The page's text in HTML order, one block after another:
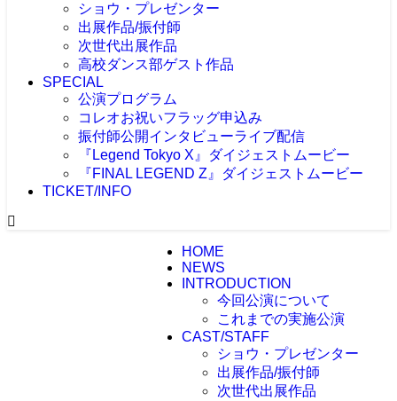
ショウ・プレゼンター
出展作品/振付師
次世代出展作品
高校ダンス部ゲスト作品
SPECIAL
公演プログラム
コレオお祝いフラッグ申込み
振付師公開インタビューライブ配信
『Legend Tokyo X』ダイジェストムービー
『FINAL LEGEND Z』ダイジェストムービー
TICKET/INFO
HOME
NEWS
INTRODUCTION
今回公演について
これまでの実施公演
CAST/STAFF
ショウ・プレゼンター
出展作品/振付師
次世代出展作品